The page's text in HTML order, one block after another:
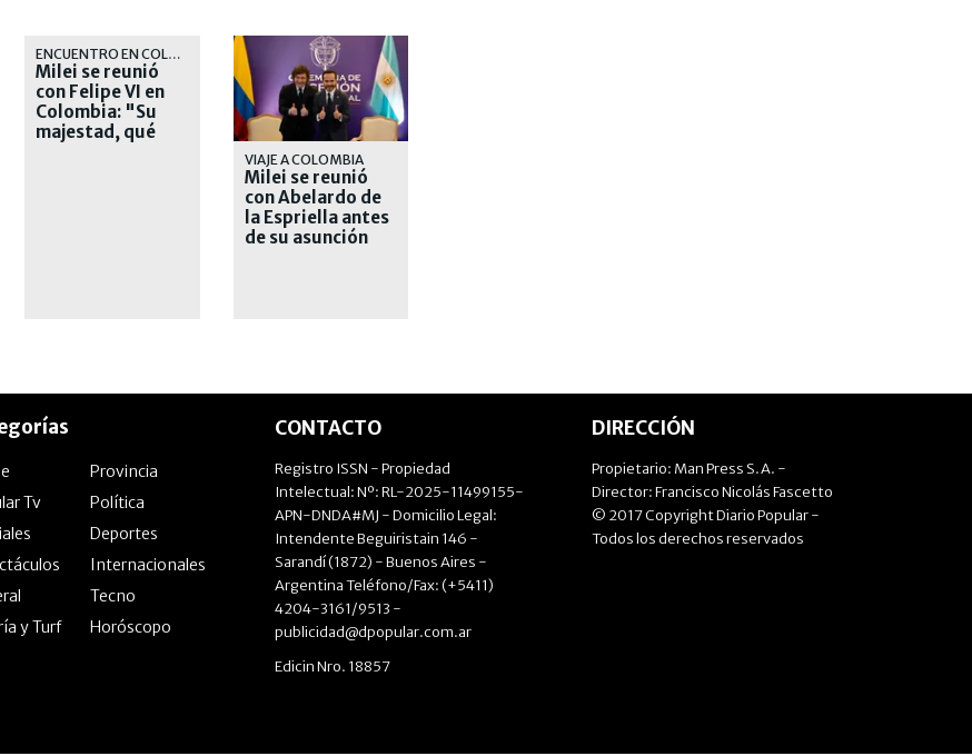
ENCUENTRO EN COLOMBIA
Milei se reunió
con Felipe VI en
Colombia: "Su
majestad, qué
VIAJE A COLOMBIA
Milei se reunió
con Abelardo de
la Espriella antes
de su asunción
Provincia
Tv
Política
Deportes
Internacionales
Tecno
y Turf
Horóscopo
CONTACTO
Registro ISSN - Propiedad
Intelectual: Nº: RL-2025-11499155-
APN-DNDA#MJ - Domicilio Legal:
Intendente Beguiristain 146 -
Sarandí (1872) - Buenos Aires -
Argentina Teléfono/Fax: (+5411)
4204-3161/9513 -
publicidad@dpopular.com.ar
Edicin Nro. 18857
DIRECCIÓN
Propietario: Man Press S.A. -
Director: Francisco Nicolás Fascetto
© 2017 Copyright Diario Popular -
Todos los derechos reservados